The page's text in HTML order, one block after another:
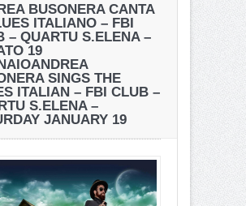
BUSONERA CANTA
ITALIANO – FBI
– QUARTU S.ELENA –
19
ANDREA
SINGS THE
ITALIAN – FBI CLUB –
S.ELENA –
JANUARY 19